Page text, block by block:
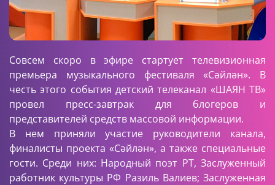
Совсем скоро в эфире стартует телевизионная
премьера музыкального фестиваля «Сәйлән». В
честь этого события детский телеканал «ШАЯН ТВ»
провел пресс-завтрак для блогеров и
представителей средств массовой информации.
В нем приняли участие руководители канала,
финалисты проекта «Сәйлән», а также специальные
гости. Среди них: Народный поэт РТ, Заслуженный
работник культуры РФ Разиль Валиев; Заслуженная